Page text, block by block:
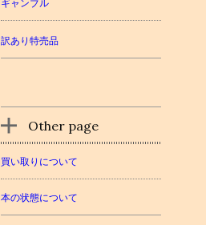
ギャンブル
訳あり特売品
Other page
買い取りについて
本の状態について